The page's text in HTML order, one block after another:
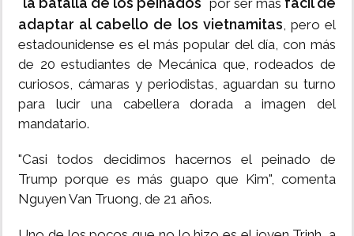
por ser más
adaptar al cabello de los vietnamitas, pero el
estadounidense es el más popular del día, con más
de 20 estudiantes de Mecánica que, rodeados de
curiosos, cámaras y periodistas, aguardan su turno
para lucir una cabellera dorada a imagen del
mandatario.
"Casi todos decidimos hacernos el peinado de
Trump porque es más guapo que Kim", comenta
Nguyen Van Truong, de 21 años.